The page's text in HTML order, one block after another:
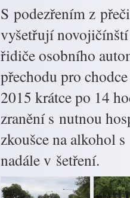
S podezřením z
vyšetřují
řidiče osobního
přechodu pro
2015 krátce po 14
zranění s nutnou
zkoušce na alkohol
nadále v šetření.